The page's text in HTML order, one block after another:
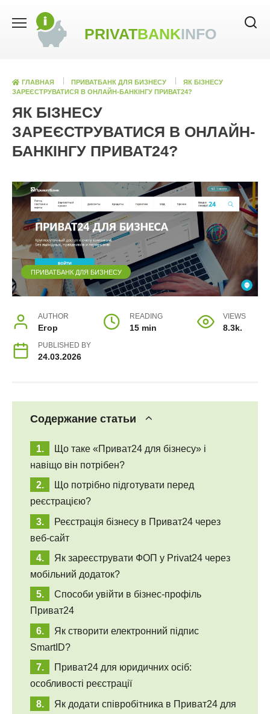
PRIVATBANKINFO
ГЛАВНАЯ ПРИВАТБАНК ДЛЯ БИЗНЕСУ
ЯК БІЗНЕСУ
ЗАРЕЄСТРУВАТИСЯ В ОНЛАЙН-БАНКІНГУ ПРИВАТ24?
ЯК БІЗНЕСУ
ЗАРЕЄСТРУВАТИСЯ В ОНЛАЙН-
БАНКІНГУ ПРИВАТ24?
ПРИВАТБАНК ДЛЯ БИЗНЕСУ
AUTHOR
Егор
READING
15 min
VIEWS
8.3k.
PUBLISHED BY
24.03.2026
Содержание статьи
Що таке «Приват24 для бізнесу» і
навіщо він потрібен?
Що потрібно підготувати перед
реєстрацією?
Реєстрація бізнесу в Приват24 через
веб-сайт
Як зареєструвати ФОП у Privat24 через
мобільний додаток?
Способи увійти в бізнес-профіль
Приват24
Як створити електронний підпис
SmartID?
Приват24 для юридичних осіб:
особливості реєстрації
Як додати співробітника в Приват24 для